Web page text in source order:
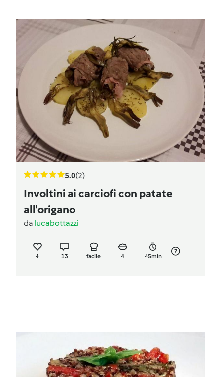
5.0(2)
Involtini ai carciofi con patate
all'origano
da lucabottazzi
4 13 facile 4 45min